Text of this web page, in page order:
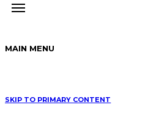
MAIN MENU
SKIP TO PRIMARY CONTENT